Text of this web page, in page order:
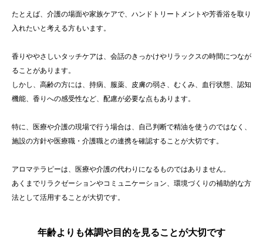
たとえば、介護の場面や家族ケアで、ハンドトリートメントや芳香浴を取り
入れたいと考える方もいます。
香りややさしいタッチケアは、会話のきっかけやリラックスの時間につなが
ることがあります。
しかし、高齢の方には、持病、服薬、皮膚の弱さ、むくみ、血行状態、認知
機能、香りへの感受性など、配慮が必要な点もあります。
特に、医療や介護の現場で行う場合は、自己判断で精油を使うのではなく、
施設の方針や医療職・介護職との連携を確認することが大切です。
アロマテラピーは、医療や介護の代わりになるものではありません。
あくまでリラクゼーションやコミュニケーション、環境づくりの補助的な方
法として活用することが大切です。
年齢よりも体調や目的を見ることが大切です